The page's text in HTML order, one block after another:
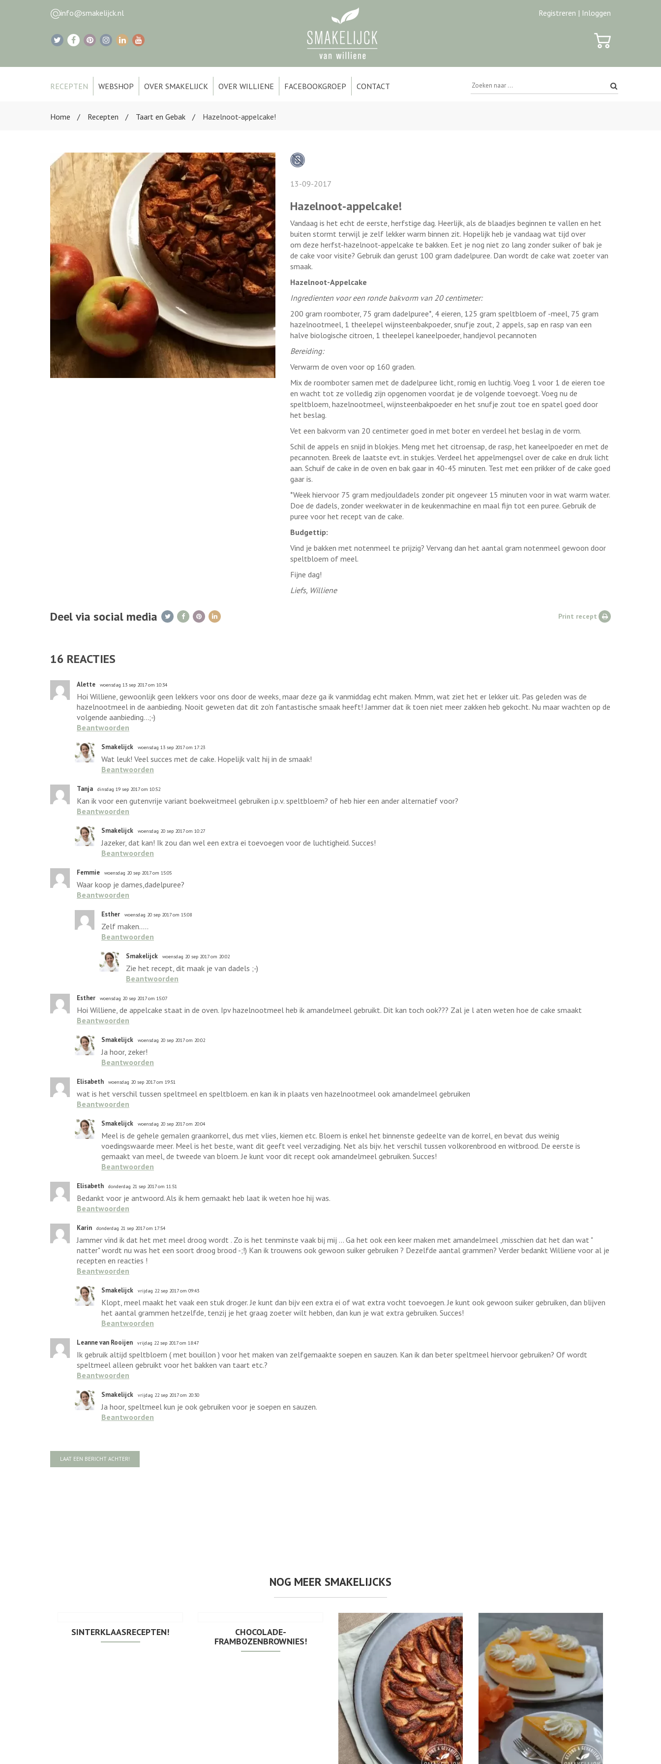
info@smakelijck.nl Registreren | Inloggen
RECEPTEN WEBSHOP OVER SMAKELIJCK OVER WILLIENE FACEBOOKGROEP CONTACT
Home Recepten Taart en Gebak Hazelnoot-appelcake!
13-09-2017
Hazelnoot-appelcake!
Vandaag is het echt de eerste, herfstige dag. Heerlijk, als de blaadjes beginnen te vallen en het
buiten stormt terwijl je zelf lekker warm binnen zit. Hopelijk heb je vandaag wat tijd over
om deze herfst-hazelnoot-appelcake te bakken. Eet je nog niet zo lang zonder suiker of bak je
de cake voor visite? Gebruik dan gerust 100 gram dadelpuree. Dan wordt de cake wat zoeter van
smaak.
Hazelnoot-Appelcake
Ingredienten voor een ronde bakvorm van 20 centimeter:
200 gram roomboter, 75 gram dadelpuree*, 4 eieren, 125 gram speltbloem of -meel, 75 gram
hazelnootmeel, 1 theelepel wijnsteenbakpoeder, snufje zout, 2 appels, sap en rasp van een
halve biologische citroen, 1 theelepel kaneelpoeder, handjevol pecannoten
Bereiding:
Verwarm de oven voor op 160 graden.
Mix de roomboter samen met de dadelpuree licht, romig en luchtig. Voeg 1 voor 1 de eieren toe
en wacht tot ze volledig zijn opgenomen voordat je de volgende toevoegt. Voeg nu de
speltbloem, hazelnootmeel, wijnsteenbakpoeder en het snufje zout toe en spatel goed door
het beslag.
Vet een bakvorm van 20 centimeter goed in met boter en verdeel het beslag in de vorm.
Schil de appels en snijd in blokjes. Meng met het citroensap, de rasp, het kaneelpoeder en met de
pecannoten. Breek de laatste evt. in stukjes. Verdeel het appelmengsel over de cake en druk licht
aan. Schuif de cake in de oven en bak gaar in 40-45 minuten. Test met een prikker of de cake goed
gaar is.
*Week hiervoor 75 gram medjouldadels zonder pit ongeveer 15 minuten voor in wat warm water.
Doe de dadels, zonder weekwater in de keukenmachine en maal fijn tot een puree. Gebruik de
puree voor het recept van de cake.
Budgettip:
Vind je bakken met notenmeel te prijzig? Vervang dan het aantal gram notenmeel gewoon door
speltbloem of meel.
Fijne dag!
Liefs, Williene
Deel via social media Print recept
16 REACTIES
Alette woensdag 13 sep 2017 om 10:34
Hoi Williene, gewoonlijk geen lekkers voor ons door de weeks, maar deze ga ik vanmiddag echt maken. Mmm, wat ziet het er lekker uit. Pas geleden was de
hazelnootmeel in de aanbieding. Nooit geweten dat dit zo'n fantastische smaak heeft! Jammer dat ik toen niet meer zakken heb gekocht. Nu maar wachten op de
volgende aanbieding...;-)
Beantwoorden
Smakelijck woensdag 13 sep 2017 om 17:23
Wat leuk! Veel succes met de cake. Hopelijk valt hij in de smaak!
Beantwoorden
Tanja dinsdag 19 sep 2017 om 10:52
Kan ik voor een gutenvrije variant boekweitmeel gebruiken i.p.v. speltbloem? of heb hier een ander alternatief voor?
Beantwoorden
Smakelijck woensdag 20 sep 2017 om 10:27
Jazeker, dat kan! Ik zou dan wel een extra ei toevoegen voor de luchtigheid. Succes!
Beantwoorden
Femmie woensdag 20 sep 2017 om 15:05
Waar koop je dames,dadelpuree?
Beantwoorden
Esther woensdag 20 sep 2017 om 15:08
Zelf maken.....
Beantwoorden
Smakelijck woensdag 20 sep 2017 om 20:02
Zie het recept, dit maak je van dadels ;-)
Beantwoorden
Esther woensdag 20 sep 2017 om 15:07
Hoi Williene, de appelcake staat in de oven. Ipv hazelnootmeel heb ik amandelmeel gebruikt. Dit kan toch ook??? Zal je l aten weten hoe de cake smaakt
Beantwoorden
Smakelijck woensdag 20 sep 2017 om 20:02
Ja hoor, zeker!
Beantwoorden
Elisabeth woensdag 20 sep 2017 om 19:51
wat is het verschil tussen speltmeel en speltbloem. en kan ik in plaats ven hazelnootmeel ook amandelmeel gebruiken
Beantwoorden
Smakelijck woensdag 20 sep 2017 om 20:04
Meel is de gehele gemalen graankorrel, dus met vlies, kiemen etc. Bloem is enkel het binnenste gedeelte van de korrel, en bevat dus weinig
voedingswaarde meer. Meel is het beste, want dit geeft veel verzadiging. Net als bijv. het verschil tussen volkorenbrood en witbrood. De eerste is
gemaakt van meel, de tweede van bloem. Je kunt voor dit recept ook amandelmeel gebruiken. Succes!
Beantwoorden
Elisabeth donderdag 21 sep 2017 om 11:51
Bedankt voor je antwoord. Als ik hem gemaakt heb laat ik weten hoe hij was.
Beantwoorden
Karin donderdag 21 sep 2017 om 17:54
Jammer vind ik dat het met meel droog wordt . Zo is het tenminste vaak bij mij ... Ga het ook een keer maken met amandelmeel ,misschien dat het dan wat "
natter" wordt nu was het een soort droog brood -;!) Kan ik trouwens ook gewoon suiker gebruiken ? Dezelfde aantal grammen? Verder bedankt Williene voor al je
recepten en reacties !
Beantwoorden
Smakelijck vrijdag 22 sep 2017 om 09:43
Klopt, meel maakt het vaak een stuk droger. Je kunt dan bijv een extra ei of wat extra vocht toevoegen. Je kunt ook gewoon suiker gebruiken, dan blijven
het aantal grammen hetzelfde, tenzij je het graag zoeter wilt hebben, dan kun je wat extra gebruiken. Succes!
Beantwoorden
Leanne van Rooijen vrijdag 22 sep 2017 om 18:47
Ik gebruik altijd speltbloem ( met bouillon ) voor het maken van zelfgemaakte soepen en sauzen. Kan ik dan beter speltmeel hiervoor gebruiken? Of wordt
speltmeel alleen gebruikt voor het bakken van taart etc.?
Beantwoorden
Smakelijck vrijdag 22 sep 2017 om 20:30
Ja hoor, speltmeel kun je ook gebruiken voor je soepen en sauzen.
Beantwoorden
LAAT EEN BERICHT ACHTER!
NOG MEER SMAKELIJCKS
SINTERKLAASRECEPTEN!
CHOCOLADE-
FRAMBOZENBROWNIES!